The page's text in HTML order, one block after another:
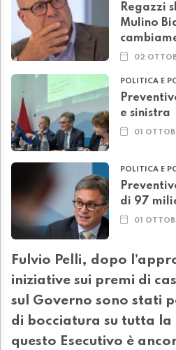
Regazzi
Mulino
02
POLITICA E
e sinistra
01
POLITICA E
di 97
01
Fulvio Pelli, dopo
iniziative sui premi di
sul Governo sono stati
di bocciatura su tutta la
questo Esecutivo è